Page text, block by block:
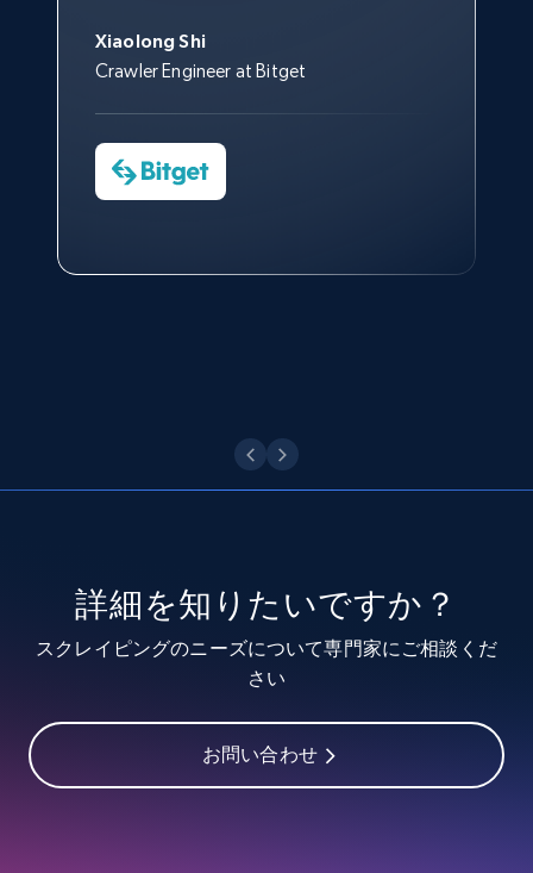
Account id, Nickname, Biography, Awg
engagement rate, Comment engagement rate,
8.3K+ 963+
URL, Title, Youtuber, Youtuber md5, Video url,
Video length, Likes, Views, and more.
Xiaolong Shi
Crawler Engineer at Bitget
トなしでは急成長を遂げること
はできなかったでしょう。
Data Science Specialist
Sarah Melville
Media Director at YouGov Sport
サポートおよび開発スタッフの
おかげで、多くのプロセスを最
Charmagne Cruz
Head of Reporting & Analytics, Business
今すぐ観る
Yorgos Panzaris
CTO at Convert Group
す。
Cheddi Rai
CEO at AdRetreaver
詳細を知りたいですか？
スクレイピングのニーズについて専門家にご相談くだ
さい
お問い合わせ